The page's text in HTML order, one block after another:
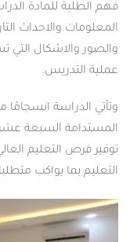
فهم الطلبة للمادة
المعلومات والاحداث
والصور والاشكال التي
عملية التدريس.
وتأتي الدراسة انسجامًا
المستدامة السبعة عشر
توفير فرص التعليم
التعليم بما يواكب